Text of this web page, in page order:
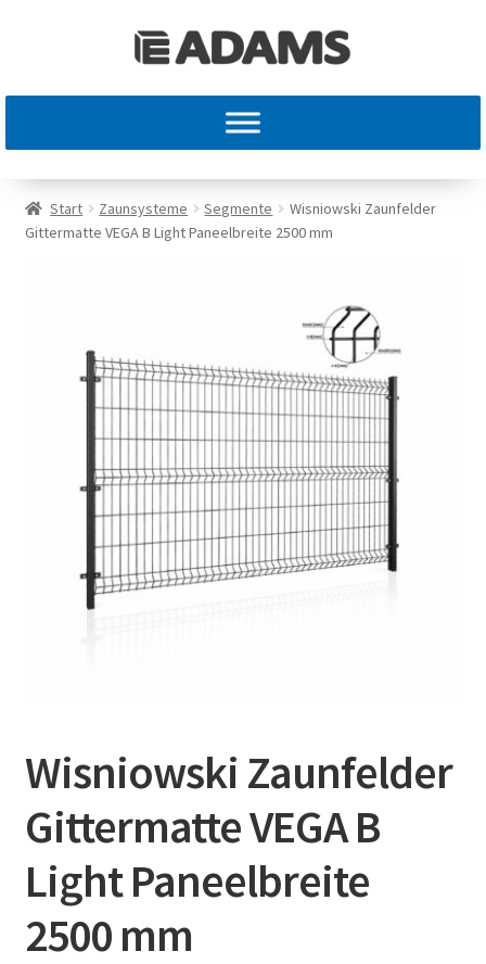
Start Zaunsysteme Segmente
Wisniowski Zaunfelder
Gittermatte VEGA B Light Paneelbreite 2500 mm
Wisniowski Zaunfelder
Gittermatte VEGA B
Light Paneelbreite
2500 mm